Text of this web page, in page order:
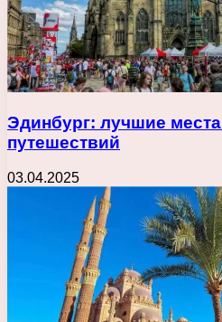
Эдинбург: лучшие
путешествий
03.04.2025